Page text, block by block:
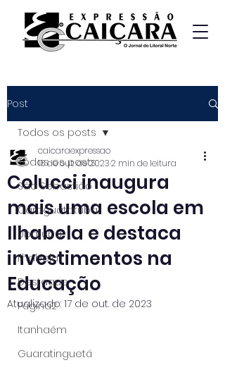
Post
Todos os posts
São Sebastião
Caraguatatuba
Ubatuba
Ilhabela
Destaque
Página2
Itanhaém
Guaratinguetá
Todos os posts
Colucci inaugura
mais uma escola em
Ilhabela e destaca
investimentos na
Educação
caicaraexpressao
16 de out. de 20232 min de leitura
Atualizado: 17 de out. de 2023